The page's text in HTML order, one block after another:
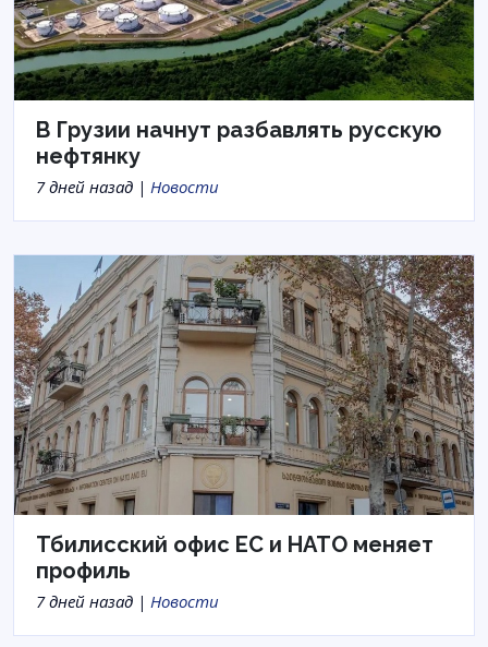
В Грузии начнут разбавлять русскую
нефтянку
7 дней назад | Новости
Тбилисский офис ЕС и НАТО меняет
профиль
7 дней назад | Новости